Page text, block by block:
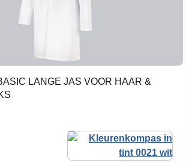
LANGE JAS VOOR HAAR &